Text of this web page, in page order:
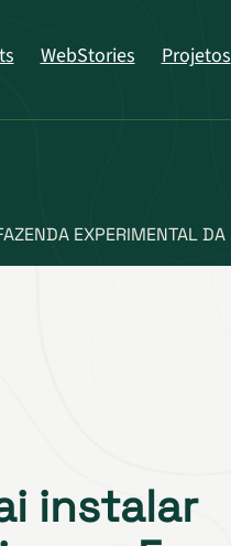
WebStories Projetos
EXPERIMENTAL
instalar